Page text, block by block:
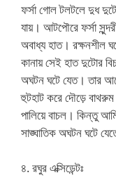
ফর্সা গোল টলটলে দুধ
যায়। আটপৌরে ফর্সা
অবাধ্য হাত। রক্ষনশীল
কানায় সেই হাত দুটোর
অঘটন ঘটে যেত। তার
হুটহাট করে দৌড়ে বাথরুম
পালিয়ে বাচল। কিন্তু
সাঙ্ঘাতিক অঘটন ঘটে
৪. রঘুর এক্সিডেন্টঃ